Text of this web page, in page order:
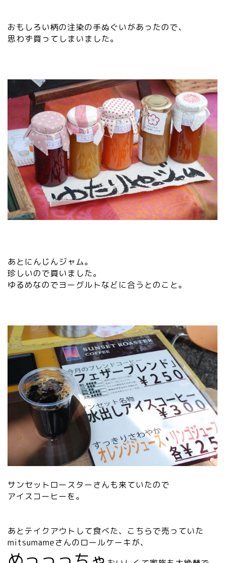
おもしろい柄の注染の手ぬぐいがあったので、
思わず買ってしまいました。
あとにんじんジャム。
珍しいので買いました。
ゆるめなのでヨーグルトなどに合うとのこと。
サンセットロースターさんも来ていたので
アイスコーヒーを。
あとテイクアウトして食べた、こちらで売っていた
mitsumameさんのロールケーキが、